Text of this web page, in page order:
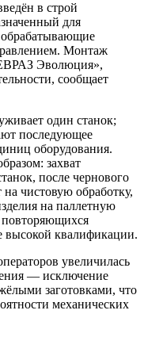
в строй
для
обрабатывающие
Монтаж
Эволюция»,
сообщает
один станок;
последующее
оборудования.
захват
после чернового
чистовую обработку,
на паллетную
повторяющихся
высокой квалификации.
увеличилась
— исключение
заготовками, что
механических